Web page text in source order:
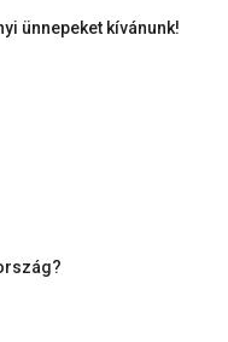
ünnepeket kívánunk!